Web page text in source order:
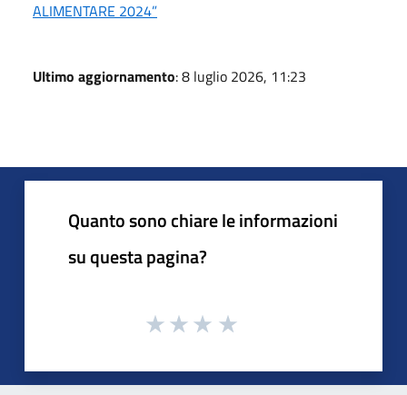
ALIMENTARE 2024”
Ultimo aggiornamento: 8 luglio 2026, 11:23
Quanto sono chiare le informazioni
su questa pagina?